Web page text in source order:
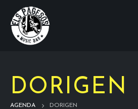
DORIGEN
AGENDA DORIGEN